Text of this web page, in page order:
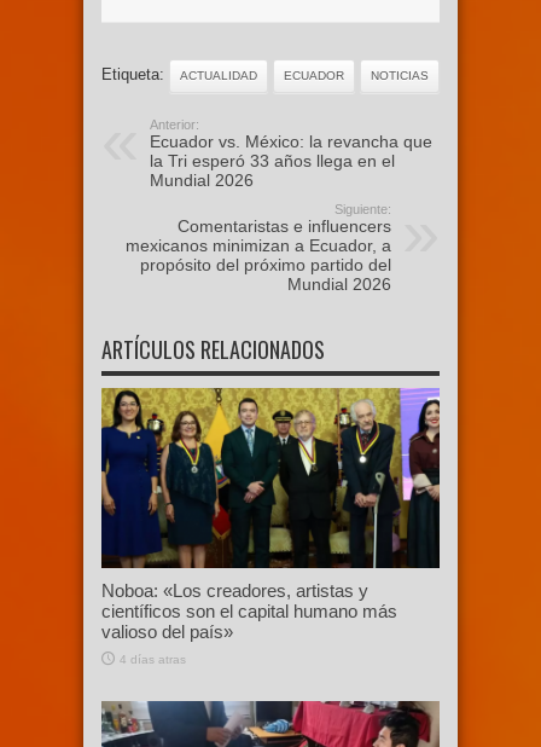
Etiqueta: ACTUALIDAD ECUADOR NOTICIAS
Anterior:
Ecuador vs. México: la revancha que
la Tri esperó 33 años llega en el
Mundial 2026
Siguiente:
Comentaristas e influencers
mexicanos minimizan a Ecuador, a
propósito del próximo partido del
Mundial 2026
ARTÍCULOS RELACIONADOS
Noboa: «Los creadores, artistas y
científicos son el capital humano más
valioso del país»
4 días atras